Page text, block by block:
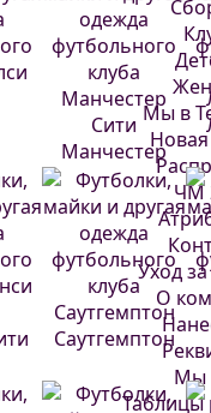
Манчестер
Сити
Саутгемптон
Мы в
ЧМ
Уход
О
Мы
Таблицы